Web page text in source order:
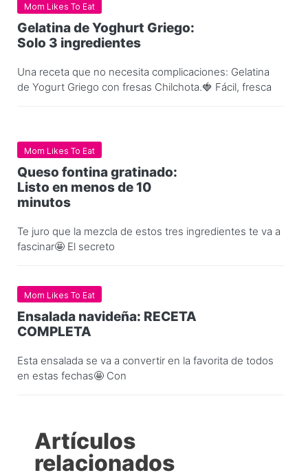
Mom Likes To Eat
Gelatina de Yoghurt Griego:
Solo 3 ingredientes
Una receta que no necesita complicaciones: Gelatina
de Yogurt Griego con fresas Chilchota.🍓 Fácil, fresca
Mom Likes To Eat
Queso fontina gratinado:
Listo en menos de 10
minutos
Te juro que la mezcla de estos tres ingredientes te va a
fascinar🤩 El secreto
Mom Likes To Eat
Ensalada navideña: RECETA
COMPLETA
Esta ensalada se va a convertir en la favorita de todos
en estas fechas🤩 Con
Artículos
relacionados